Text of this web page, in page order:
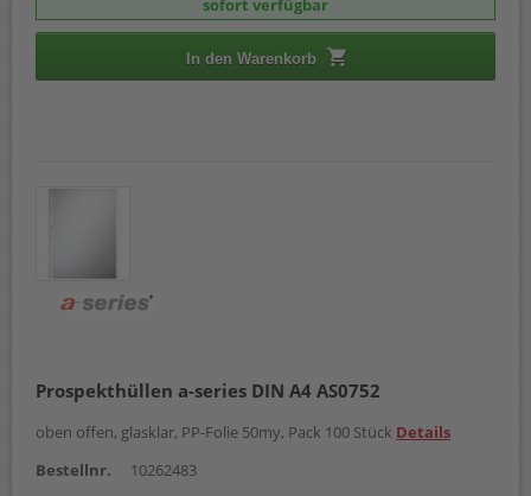
sofort verfügbar
In den Warenkorb
Prospekthüllen a-series DIN A4 AS0752
oben offen, glasklar, PP-Folie 50my, Pack 100 Stück Details
Bestellnr.
10262483